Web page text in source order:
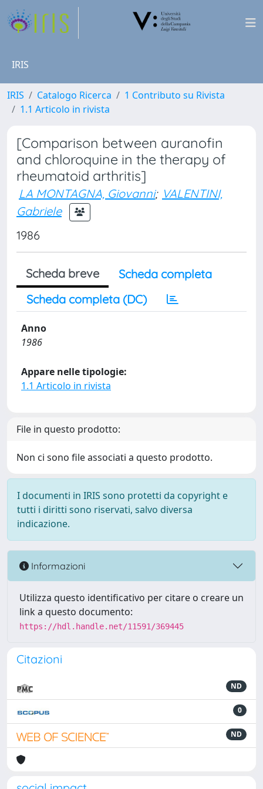
IRIS
IRIS Catalogo Ricerca
1 Contributo su Rivista
1.1 Articolo in rivista
[Comparison between auranofin
and chloroquine in the therapy of
rheumatoid arthritis]
LA MONTAGNA, Giovanni; VALENTINI,
Gabriele
1986
Scheda breve
Scheda completa
Scheda completa (DC)
Anno
1986
Appare nelle tipologie:
1.1 Articolo in rivista
File in questo prodotto:
Non ci sono file associati a questo prodotto.
I documenti in IRIS sono protetti da copyright e
tutti i diritti sono riservati, salvo diversa
indicazione.
Informazioni
Utilizza questo identificativo per citare o creare un
link a questo documento:
https://hdl.handle.net/11591/369445
Citazioni
ND
0
ND